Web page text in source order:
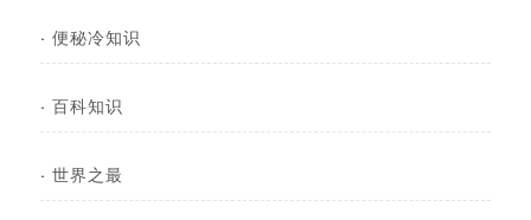
· 便秘冷知识
· 百科知识
· 世界之最